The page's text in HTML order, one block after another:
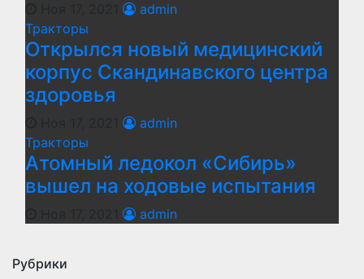
admin
Тракторы
Открылся новый медицинский
корпус Скандинавского центра
здоровья
admin
Тракторы
Атомный ледокол «Сибирь»
вышел на ходовые испытания
admin
Рубрики